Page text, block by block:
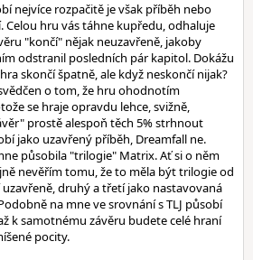
nejvíce rozpačitě je však příběh nebo
Celou hru vás táhne kupředu, odhaluje
"končí" nějak neuzavřeně, jakoby
odstranil posledních pár kapitol. Dokážu
skončí špatně, ale když neskončí nijak?
o tom, že hru ohodnotím
se hraje opravdu lehce, svižně,
prostě alespoň těch 5% strhnout
jako uzavřený příběh, Dreamfall ne.
působila "trilogie" Matrix. Ať si o něm
nevěřím tomu, že to měla být trilogie od
druhý a třetí jako nastavovaná
na mne ve srovnání s TLJ působí
k samotnému závěru budete celé hraní
pocity.